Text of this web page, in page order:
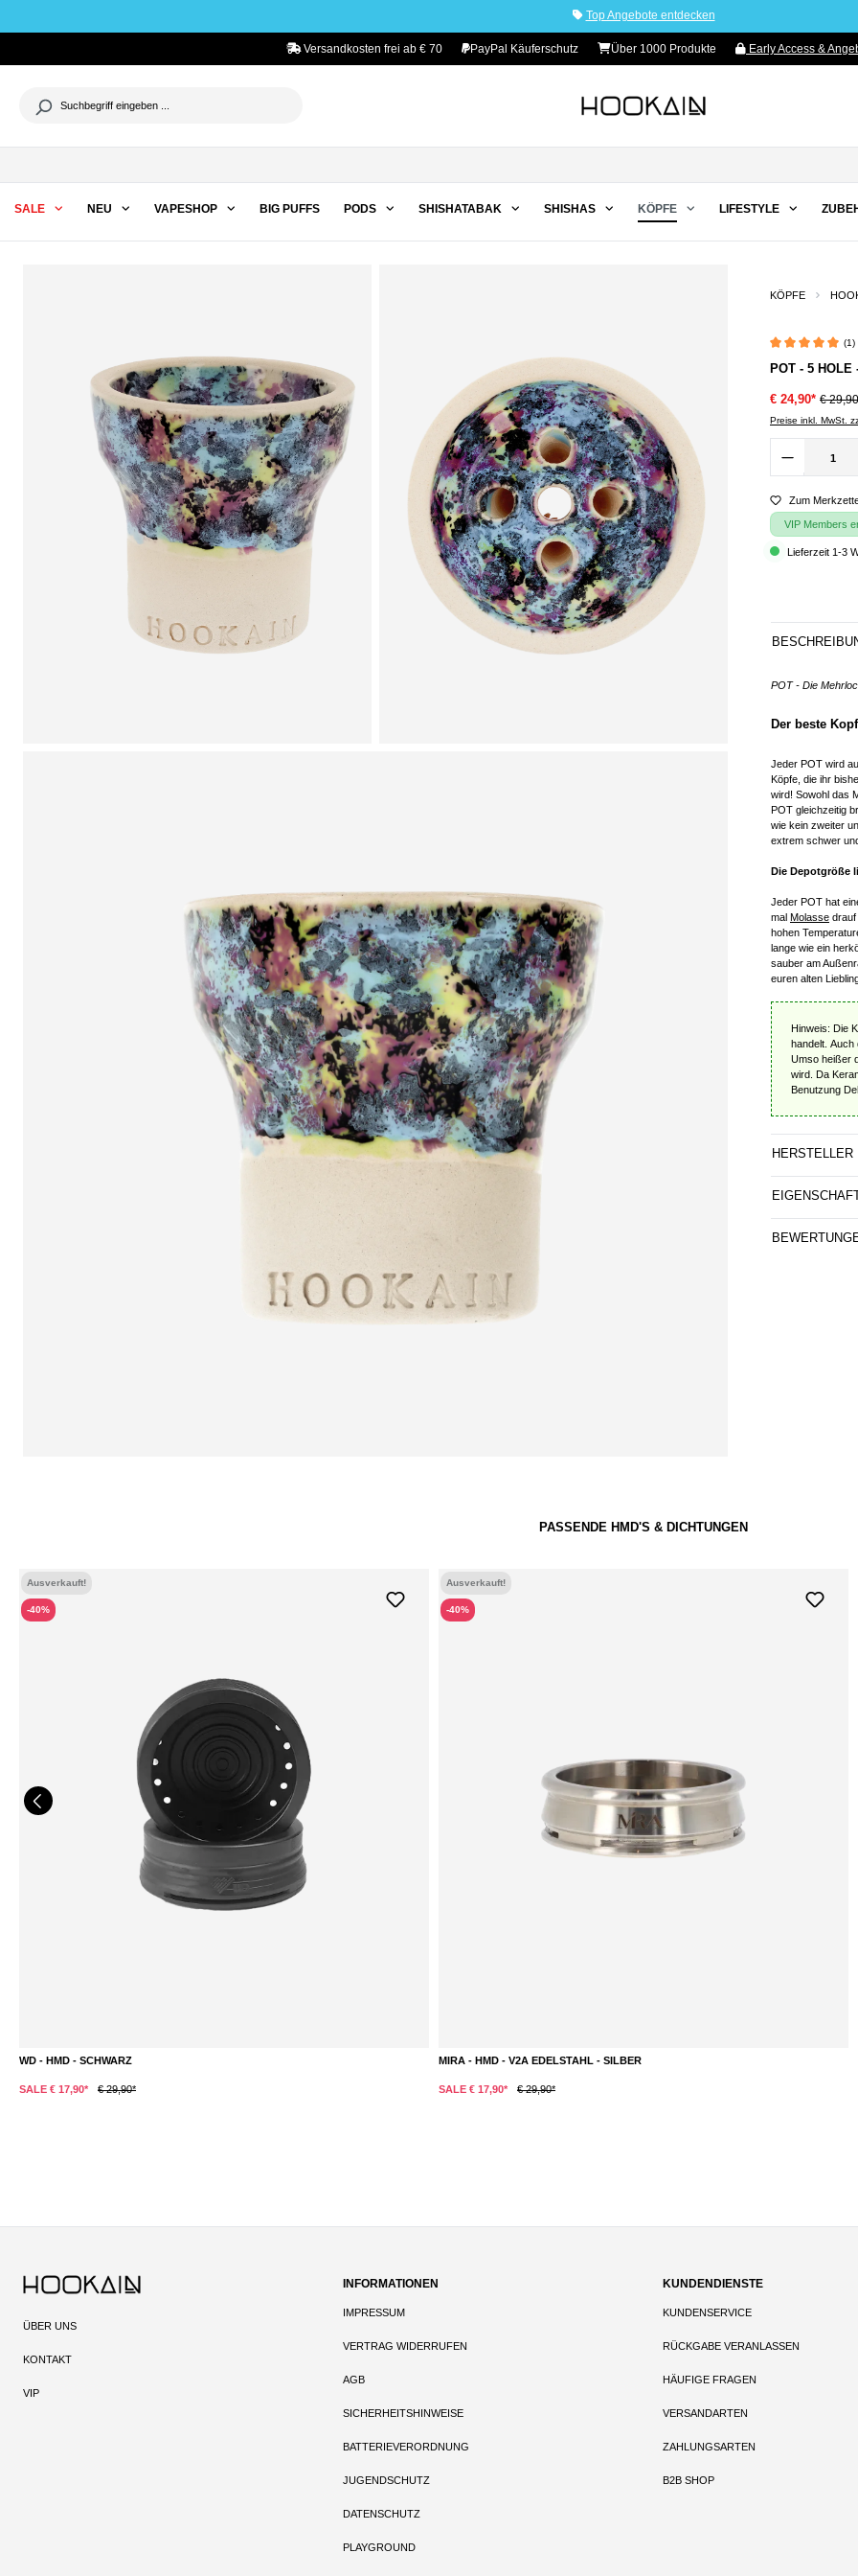
Top Angebote entdecken
Versandkosten frei ab € 70 PayPal Käuferschutz Über 1000 Produkte Early Access &
SALE NEU VAPESHOP BIG PUFFS PODS SHISHATABAK SHISHAS KÖPFE LIFESTYLE
KÖPFE
(1)
POT - 5 HOLE
€ 24,90* €
Preise inkl. MwSt.
Zum
VIP Members
Lieferzeit 1-3
POT - Die
Der beste
Jeder POT wird
Köpfe, die ihr
wird! Sowohl das
POT gleichzeitig
wie kein zweiter
extrem schwer
Die Depotgröße
Jeder POT hat
mal Molasse drauf
hohen
lange wie ein
sauber am
euren alten
Hinweis: Die
handelt. Auch
Umso heißer
wird. Da
Benutzung
HERSTELLER
PASSENDE HMD'S & DICHTUNGEN
Ausverkauft!
-40%
MIRA - HMD - V2A EDELSTAHL - SILBER
SALE € 17,90* € 29,90*
Ausverkauft!
Hot
KALOUD - LOTUS 1+ | AZURIS
€ 49,90*
DETAILS
ÜBER UNS
KONTAKT
VIP
INFORMATIONEN
IMPRESSUM
VERTRAG WIDERRUFEN
AGB
SICHERHEITSHINWEISE
BATTERIEVERORDNUNG
JUGENDSCHUTZ
DATENSCHUTZ
PLAYGROUND
KUNDENDIENSTE
KUNDENSERVICE
RÜCKGABE VERANLASSEN
HÄUFIGE FRAGEN
VERSANDARTEN
ZAHLUNGSARTEN
B2B SHOP